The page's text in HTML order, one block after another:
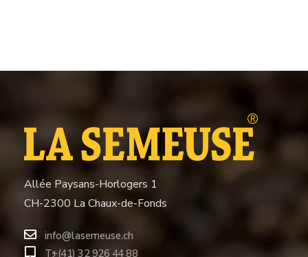
Allée Paysans-Horlogers 1
CH-2300 La Chaux-de-Fonds
info@lasemeuse.ch
T:+(41) 32 926 44 88